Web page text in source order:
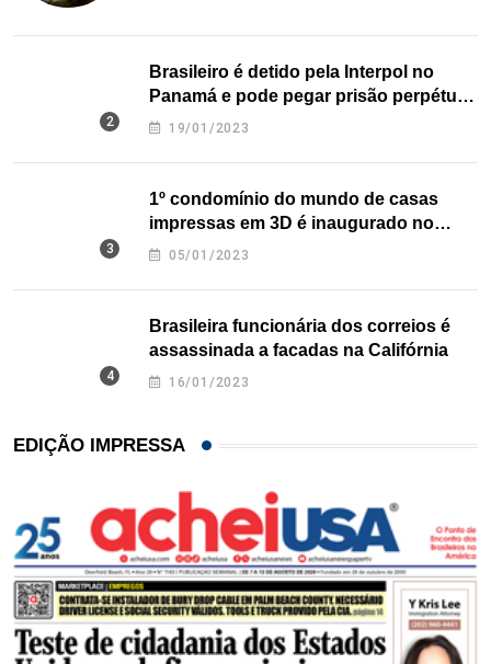
Brasileiro é detido pela Interpol no
Panamá e pode pegar prisão perpétua
nos EUA
19/01/2023
1º condomínio do mundo de casas
impressas em 3D é inaugurado no
Texas
05/01/2023
Brasileira funcionária dos correios é
assassinada a facadas na Califórnia
16/01/2023
EDIÇÃO IMPRESSA